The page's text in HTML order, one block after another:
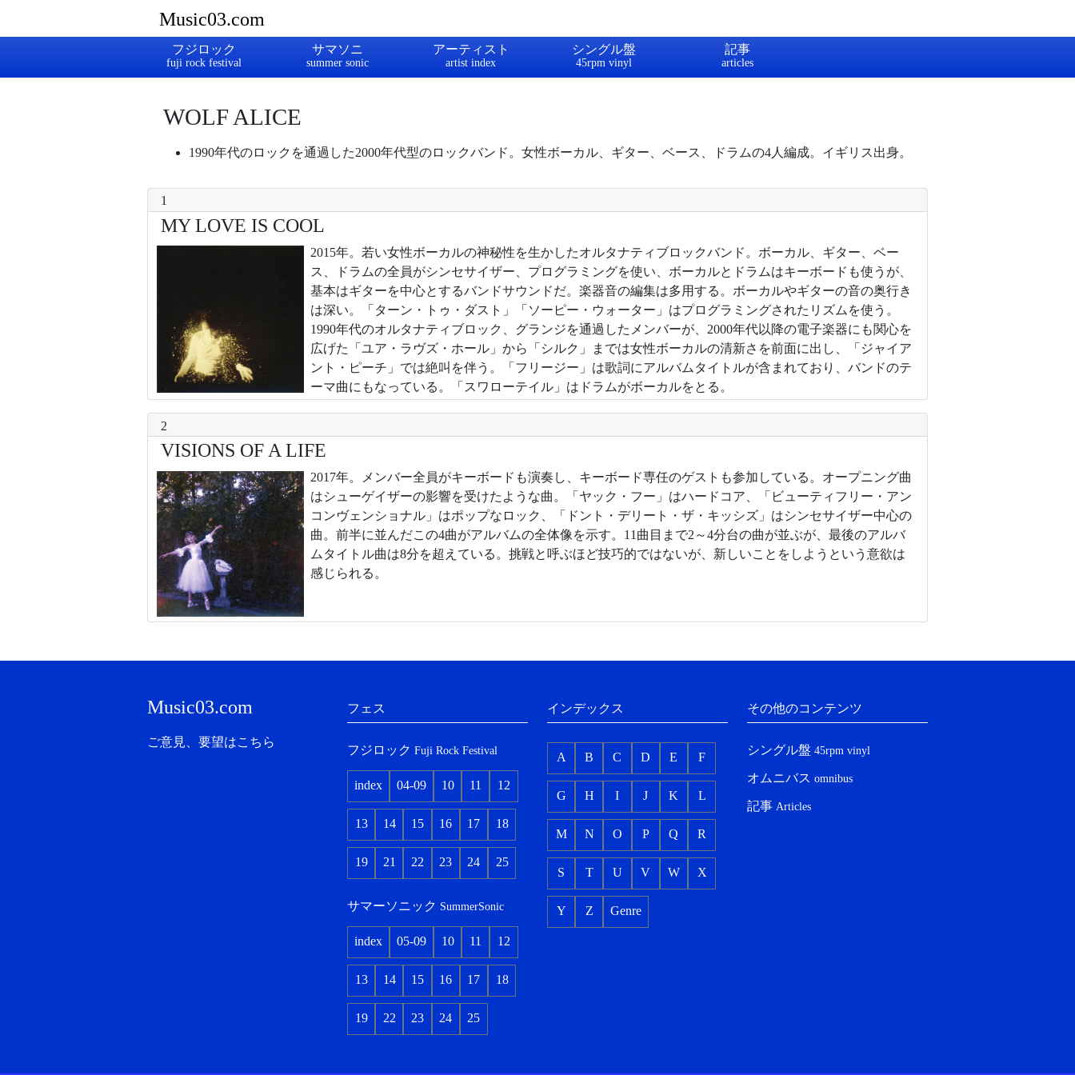
Music03.com
フジロック サマソニ アーティスト シングル盤 記事
WOLF ALICE
1990年代のロックを通過した2000年代型のロックバンド。女性ボーカル、ギター、ベース、ドラムの4人編成。イギリス出身。
1
MY LOVE IS COOL
2015年。若い女性ボーカルの神秘性を生かしたオルタナティブロックバンド。ボーカル、ギター、ベー
ス、ドラムの全員がシンセサイザー、プログラミングを使い、ボーカルとドラムはキーボードも使うが、
基本はギターを中心とするバンドサウンドだ。楽器音の編集は多用する。ボーカルやギターの音の奥行き
は深い。「ターン・トゥ・ダスト」「ソーピー・ウォーター」はプログラミングされたリズムを使う。
1990年代のオルタナティブロック、グランジを通過したメンバーが、2000年代以降の電子楽器にも関心を
広げた「ユア・ラヴズ・ホール」から「シルク」までは女性ボーカルの清新さを前面に出し、「ジャイア
ント・ピーチ」では絶叫を伴う。「フリージー」は歌詞にアルバムタイトルが含まれており、バンドのテ
ーマ曲にもなっている。「スワローテイル」はドラムがボーカルをとる。
2
VISIONS OF A LIFE
2017年。メンバー全員がキーボードも演奏し、キーボード専任のゲストも参加している。オープニング曲
はシューゲイザーの影響を受けたような曲。「ヤック・フー」はハードコア、「ビューティフリー・アン
コンヴェンショナル」はポップなロック、「ドント・デリート・ザ・キッシズ」はシンセサイザー中心の
曲。前半に並んだこの4曲がアルバムの全体像を示す。11曲目まで2～4分台の曲が並ぶが、最後のアルバ
ムタイトル曲は8分を超えている。挑戦と呼ぶほど技巧的ではないが、新しいことをしようという意欲は
感じられる。
フェス
フジロック Fuji Rock Festival
index 04-09 10 11 12
13 14 15 16 17 18
19 21 22 23 24 25
サマーソニック SummerSonic
index 05-09 10 11 12
13 14 15 16 17 18
19 22 23 24 25
インデックス
A B C D E F
G H I J K L
M N O P Q R
S T U V W X
Y Z Genre
その他のコンテンツ
シングル盤 45rpm vinyl
オムニバス omnibus
記事 Articles
Music03.com
ご意見、要望はこちら